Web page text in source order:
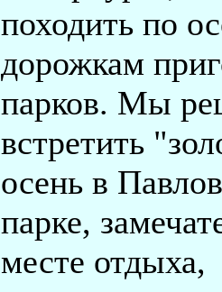
походить по
дорожкам
парков. Мы
встретить
осень в
парке,
месте отдыха,